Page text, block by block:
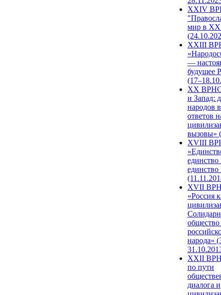
XXIV
мир в
XXIII
—
будущее
XX ВРНС
и Запад:
народов
ответов
вызовы»
XVIII
единство
единство
XVII
«Россия
народа»
XXII
по пути
диалога и